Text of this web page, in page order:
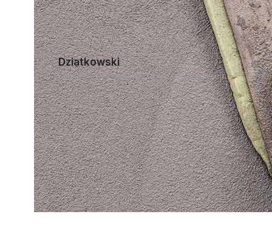
Dziatkowski
Lambrechtshoekenlaan 1091, 2170 Merksem